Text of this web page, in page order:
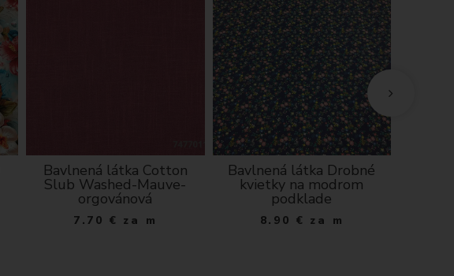
Bavlnená látka Cotton
Slub Washed-Mauve-
orgovánová
7.70 € za m
Bavlnená látka Drobné
kvietky na modrom
podklade
8.90 € za m